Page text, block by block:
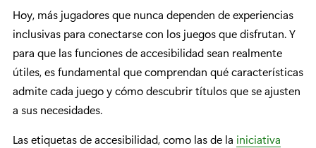
Hoy, más jugadores que nunca dependen de experiencias
inclusivas para conectarse con los juegos que disfrutan. Y
para que las funciones de accesibilidad sean realmente
útiles, es fundamental que comprendan qué características
admite cada juego y cómo descubrir títulos que se ajusten
a sus necesidades.
Las etiquetas de accesibilidad, como las de la iniciativa